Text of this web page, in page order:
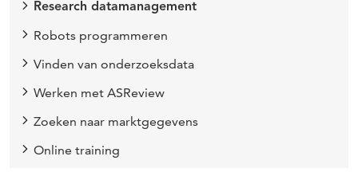
Research datamanagement
Robots programmeren
Vinden van onderzoeksdata
Werken met ASReview
Zoeken naar marktgegevens
Online training